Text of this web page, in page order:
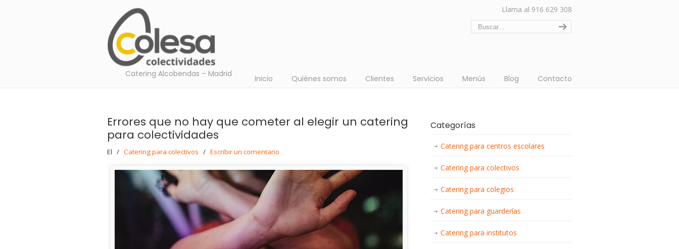
Catering Alcobendas – Madrid
Llama al 916 629 308
Inicio Quiénes somos Clientes Servicios Menús Blog Contacto
Errores que no hay que cometer al elegir un catering
para colectividades
El / Catering para colectivos / Escribir un comentario
Categorías
Catering para centros escolares
Catering para colectivos
Catering para colegios
Catering para guarderías
Catering para institutos